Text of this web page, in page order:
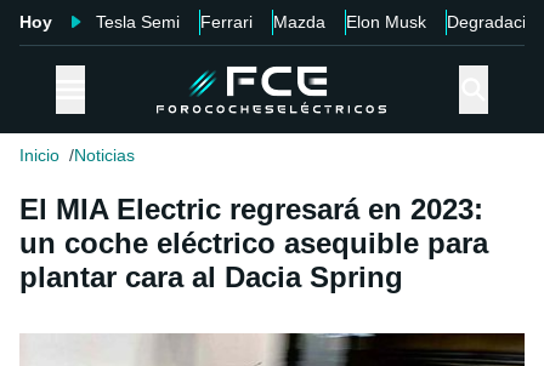
Hoy Tesla Semi Ferrari Mazda Elon Musk Degradación
Inicio Noticias
El MIA Electric regresará en 2023:
un coche eléctrico asequible para
plantar cara al Dacia Spring